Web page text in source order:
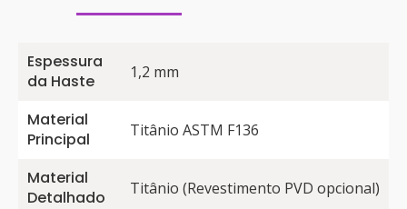
Espessura
da Haste
1,2 mm
Material
Principal
Titânio ASTM F136
Material
Detalhado
Titânio (Revestimento PVD opcional)